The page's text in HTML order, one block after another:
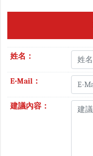
姓名：
E-Mail：
建議內容：